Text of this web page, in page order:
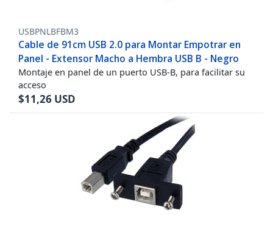
USBPNLBFBM3
Cable de 91cm USB 2.0 para Montar Empotrar en
Panel - Extensor Macho a Hembra USB B - Negro
Montaje en panel de un puerto USB-B, para facilitar su
acceso
$11,26 USD